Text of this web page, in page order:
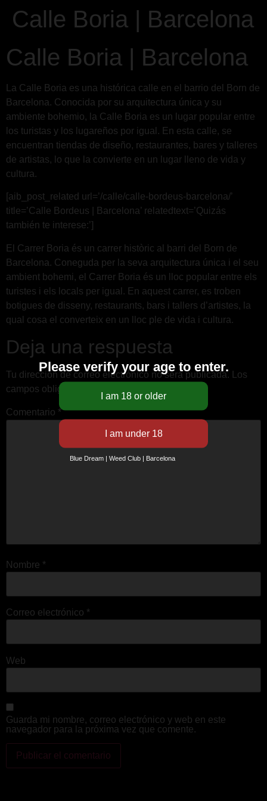
Calle Boria | Barcelona
Calle Boria | Barcelona
La Calle Boria es una histórica calle en el barrio del Born de
Barcelona. Conocida por su arquitectura única y su
ambiente bohemio, la Calle Boria es un lugar popular entre
los turistas y los lugareños por igual. En esta calle, se
encuentran tiendas de diseño, restaurantes, bares y talleres
de artistas, lo que la convierte en un lugar lleno de vida y
cultura.
[aib_post_related url=’/calle/calle-bordeus-barcelona/’
title=’Calle Bordeus | Barcelona’ relatedtext=’Quizás
también te interese:’]
El Carrer Boria és un carrer històric al barri del Born de
Barcelona. Coneguda per la seva arquitectura única i el seu
ambient bohemi, el Carrer Boria és un lloc popular entre els
turistes i els locals per igual. En aquest carrer, es troben
botigues de disseny, restaurants, bars i tallers d’artistes, la
qual cosa el converteix en un lloc ple de vida i cultura.
Deja una respuesta
Tu dirección de correo electrónico no será publicada.
Los
campos obligatorios están marcados con
Comentario *
Nombre *
Correo electrónico *
Web
Guarda mi nombre, correo electrónico y web en este
navegador para la próxima vez que comente.
Please verify your age to enter.
Blue Dream | Weed Club | Barcelona